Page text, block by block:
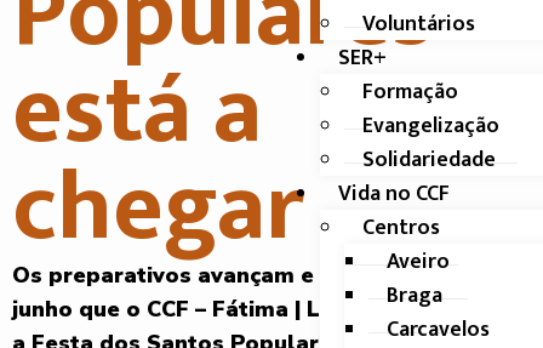
Voluntários
SER+
Formação
Evangelização
Solidariedade
Vida no CCF
Centros
Aveiro
Braga
Carcavelos
está a
chegar
Os preparativos avançam e é já no dia 27 de
junho que o CCF – Fátima | Lar Betânia celebra